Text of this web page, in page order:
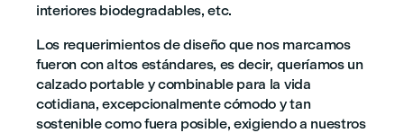
interiores biodegradables, etc.
Los requerimientos de diseño que nos marcamos
fueron con altos estándares, es decir, queríamos un
calzado portable y combinable para la vida
cotidiana, excepcionalmente cómodo y tan
sostenible como fuera posible, exigiendo a nuestros